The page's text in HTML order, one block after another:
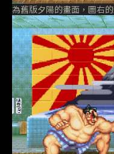
為舊版夕陽的畫面，圖右